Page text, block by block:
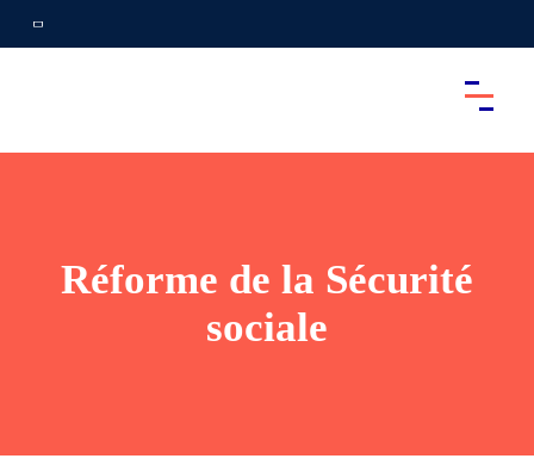
Réforme de la Sécurité
sociale